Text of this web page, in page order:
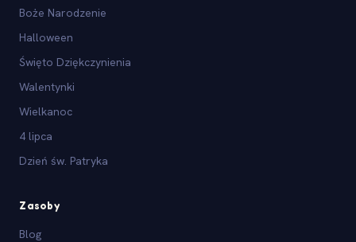
Boże Narodzenie
Halloween
Święto Dziękczynienia
Walentynki
Wielkanoc
4 lipca
Dzień św. Patryka
Zasoby
Blog